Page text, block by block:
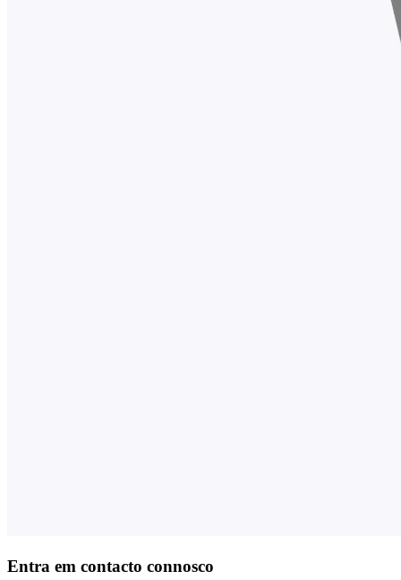
Entra em contacto connosco